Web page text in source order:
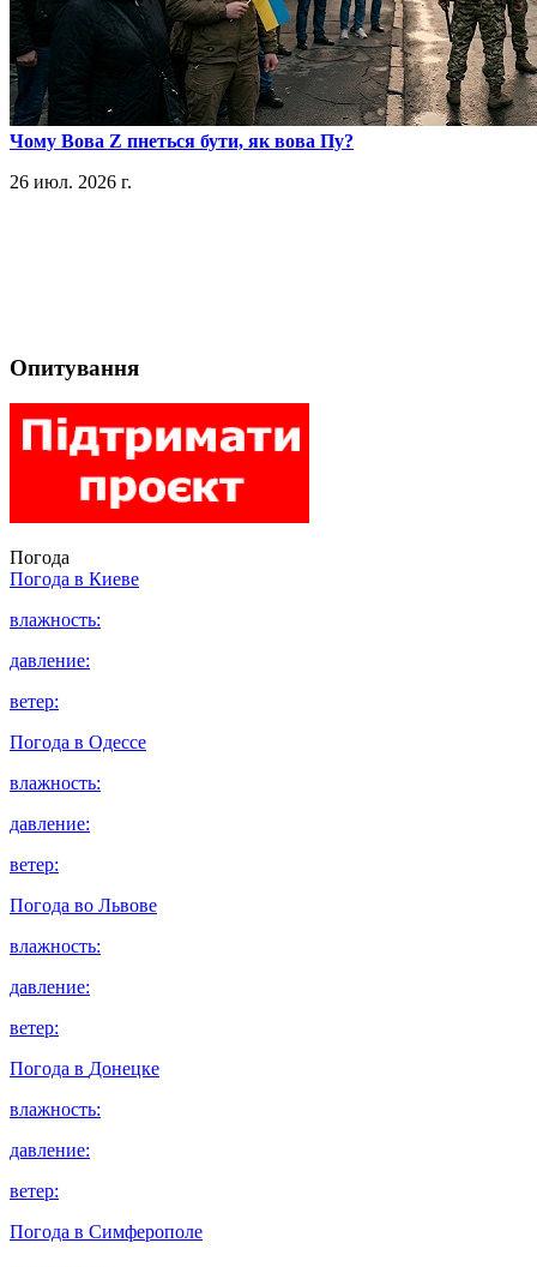
​Чому Вова Z пнеться бути, як вова Пу?
26 июл. 2026 г.
Опитування
Погода
Погода в Киеве
влажность:
давление:
ветер:
Погода в Одессе
влажность:
давление:
ветер:
Погода во Львове
влажность:
давление:
ветер:
Погода в Донецке
влажность:
давление:
ветер:
Погода в Симферополе